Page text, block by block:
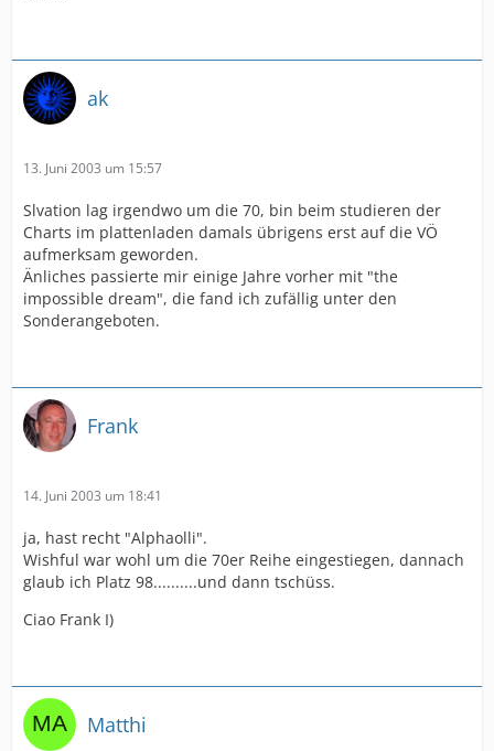
ak
13. Juni 2003 um 15:57
Slvation lag irgendwo um die 70, bin beim studieren der
Charts im plattenladen damals übrigens erst auf die VÖ
aufmerksam geworden.
Änliches passierte mir einige Jahre vorher mit "the
impossible dream", die fand ich zufällig unter den
Sonderangeboten.
Frank
14. Juni 2003 um 18:41
ja, hast recht "Alphaolli".
Wishful war wohl um die 70er Reihe eingestiegen, dannach
glaub ich Platz 98..........und dann tschüss.
Ciao Frank I)
Matthi